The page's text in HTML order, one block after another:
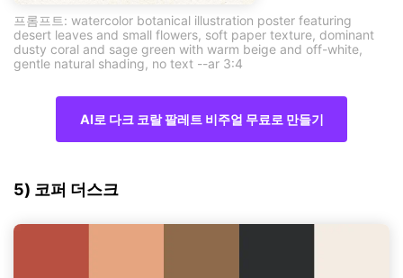
프롬프트: watercolor botanical illustration poster featuring
desert leaves and small flowers, soft paper texture, dominant
dusty coral and sage green with warm beige and off-white,
gentle natural shading, no text --ar 3:4
AI로 다크 코랄 팔레트 비주얼 무료로 만들기
5) 코퍼 더스크